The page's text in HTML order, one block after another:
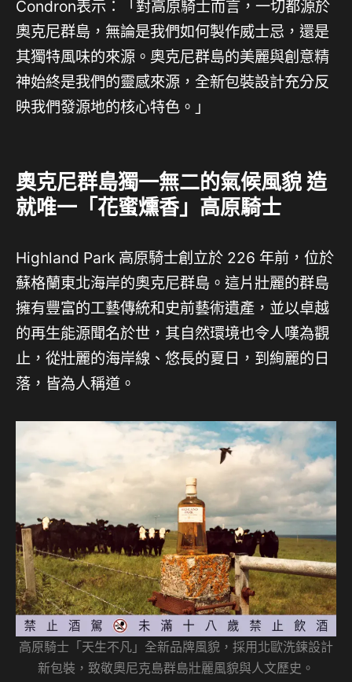
Condron表示：「對高原騎士而言，一切都源於
奧克尼群島，無論是我們如何製作威士忌，還是
其獨特風味的來源。奧克尼群島的美麗與創意精
神始終是我們的靈感來源，全新包裝設計充分反
映我們發源地的核心特色。」
奧克尼群島獨一無二的氣候風貌 造
就唯一「花蜜燻香」高原騎士
Highland Park 高原騎士創立於 226 年前，位於
蘇格蘭東北海岸的奧克尼群島。這片壯麗的群島
擁有豐富的工藝傳統和史前藝術遺產，並以卓越
的再生能源聞名於世，其自然環境也令人嘆為觀
止，從壯麗的海岸線、悠長的夏日，到絢麗的日
落，皆為人稱道。
高原騎士「天生不凡」全新品牌風貌，採用北歐洗鍊設計
新包裝，致敬奧尼克島群島壯麗風貌與人文歷史。